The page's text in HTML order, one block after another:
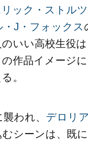
ック・ストルツ
J・フォックス
いい高校生役は
作品イメージ
。
われ、 デロリ
シーンは、既